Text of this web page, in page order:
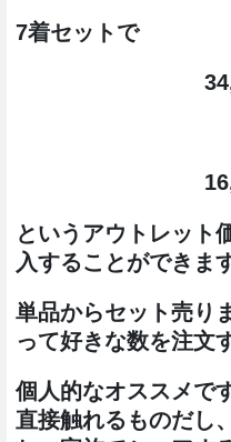
7着セットで
というアウトレット
入することができま
単品からセット売り
って好きな数を注文
個人的なオススメで
直接触れるものだし